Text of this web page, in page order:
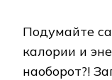
Подумайте
калории и
наоборот?!